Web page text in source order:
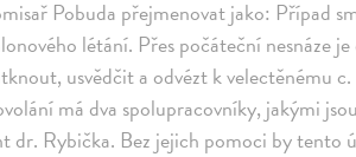
Pobuda přejmenovat jako: Případ
létání. Přes počáteční nesnáze
usvědčit a odvézt k velectěnému
má dva spolupracovníky, jakými
dr. Rybička. Bez jejich pomoci by tento